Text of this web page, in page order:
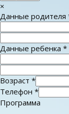
×
Данные родителя
Данные ребенка *
Возраст *
Телефон *
Программа